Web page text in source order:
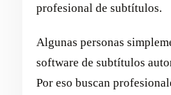
profesional de subtítulos.
Algunas personas
software de subtítulos
Por eso buscan